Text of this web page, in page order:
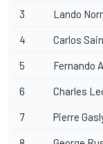
3 Lando
4 Carlos
5 Fernando
6 Charles
7 Pierre